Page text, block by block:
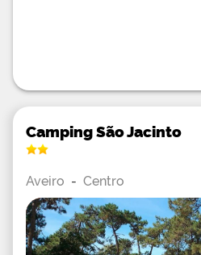
Camping São Jacinto
Aveiro - Centro